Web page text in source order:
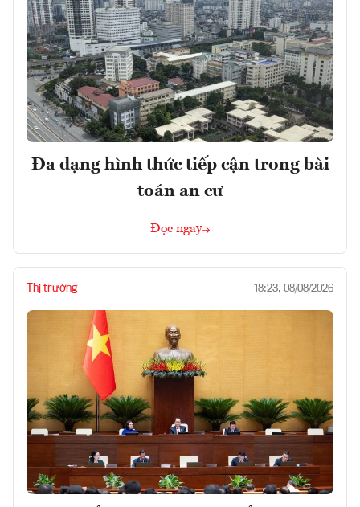
Đa dạng hình thức tiếp cận trong bài
toán an cư
Đọc ngay
Thị trường 18:23, 08/08/2026